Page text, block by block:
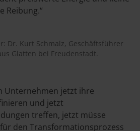
Reibung.“
Dr. Kurt Schmalz, Geschäftsführer
Glatten bei Freudenstadt.
Unternehmen jetzt ihre
und jetzt
treffen, jetzt müsse
den Transformationsprozess